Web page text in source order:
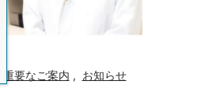
重要なご案内 , お知らせ